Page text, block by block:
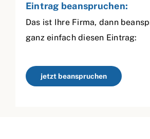
Eintrag beanspruchen:
Das ist Ihre Firma, dann
ganz einfach diesen Eintrag:
jetzt beanspruchen